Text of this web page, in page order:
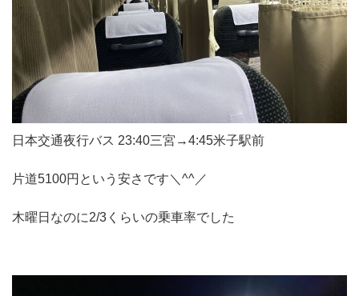
日本交通夜行バス 23:40三宮→4:45米子駅前
片道5100円という安さです＼^^／
木曜日なのに2/3くらいの乗車率でした